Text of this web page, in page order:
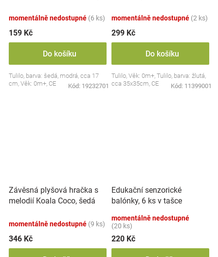
momentálně nedostupné (6 ks)
159 Kč
Do košíku
Tulilo, barva: šedá, modrá, cca 17
cm, Věk: 0m+, CE
Kód: 19232701
momentálně nedostupné (2 ks)
299 Kč
Do košíku
Tulilo, Věk: 0m+, Tulilo, barva: žlutá,
cca 35x35cm, CE
Kód: 11399001
Závěsná plyšová hračka s
melodií Koala Coco, šedá
momentálně nedostupné (9 ks)
346 Kč
Edukační senzorické
balónky, 6 ks v tašce
momentálně nedostupné
(20 ks)
220 Kč